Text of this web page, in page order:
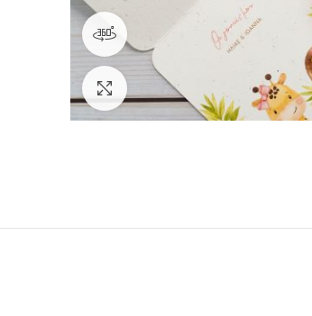
360 product view
Click to enlarge